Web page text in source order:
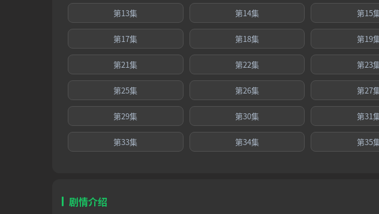
第13集 第14集 第15
第17集 第18集 第19
第21集 第22集 第23
第25集 第26集 第27
第29集 第30集 第31
第33集 第34集 第35
剧情介绍